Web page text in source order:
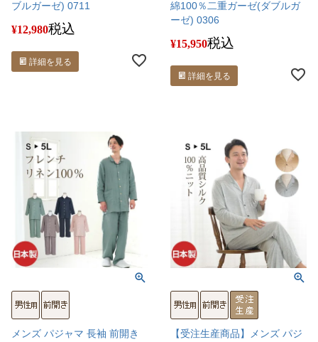
ブルガーゼ) 0711
¥12,980税込
詳細を見る
綿100％二重ガーゼ(ダブルガ
ーゼ) 0306
¥15,950税込
詳細を見る
メンズ パジャマ 長袖 前開き
【受注生産商品】メンズ パジ